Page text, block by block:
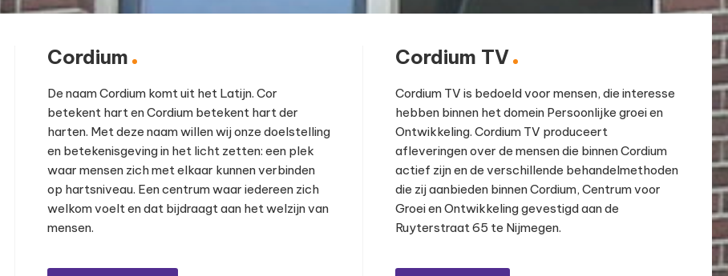
Cordium
De naam Cordium komt uit het Latijn. Cor
betekent hart en Cordium betekent hart der
harten. Met deze naam willen wij onze doelstelling
en betekenisgeving in het licht zetten: een plek
waar mensen zich met elkaar kunnen verbinden
op hartsniveau. Een centrum waar iedereen zich
welkom voelt en dat bijdraagt aan het welzijn van
mensen.
Cordium TV
Cordium TV is bedoeld voor mensen, die interesse
hebben binnen het domein Persoonlijke groei en
Ontwikkeling. Cordium TV produceert
afleveringen over de mensen die binnen Cordium
actief zijn en de verschillende behandelmethoden
die zij aanbieden binnen Cordium, Centrum voor
Groei en Ontwikkeling gevestigd aan de
Ruyterstraat 65 te Nijmegen.